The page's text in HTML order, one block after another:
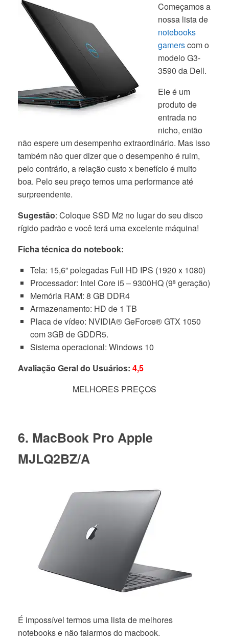
Começamos a
nossa lista de
notebooks
gamerscom o
modelo G3-
3590 da Dell.
Ele é um
produto de
entrada no
nicho, então
não espere um desempenho extraordinário. Mas isso
também não quer dizer que o desempenho é ruim,
pelo contrário, a relação custo x benefício é muito
boa. Pelo seu preço temos uma performance até
surpreendente.
Sugestão: Coloque SSD M2 no lugar do seu disco
rígido padrão e você terá uma excelente máquina!
Ficha técnica do notebook:
Tela: 15,6” polegadas Full HD IPS (1920 x 1080)
Processador: Intel Core i5 – 9300HQ (9ª geração)
Memória RAM: 8 GB DDR4
Armazenamento: HD de 1 TB
Placa de vídeo: NVIDIA® GeForce® GTX 1050
com 3GB de GDDR5.
Sistema operacional: Windows 10
Avaliação Geral do Usuários: 4,5
MELHORES PREÇOS
6. MacBook Pro Apple
MJLQ2BZ/A
É impossível termos uma lista de melhores
notebooks e não falarmos do macbook.